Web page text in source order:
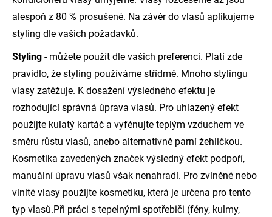
alespoň z 80 % prosušené. Na závěr do vlasů aplikujeme
styling dle vašich požadavků.
Styling - můžete použít dle vašich preferenci. Platí zde
pravidlo, že styling používáme střídmě. Mnoho stylingu
vlasy zatěžuje. K dosažení výsledného efektu je
rozhodující správná úprava vlasů. Pro uhlazený efekt
použijte kulatý kartáč a vyfénujte teplým vzduchem ve
směru růstu vlasů, anebo alternativně parní žehličkou.
Kosmetika zavedených značek výsledný efekt podpoří,
manuální úpravu vlasů však nenahradí. Pro zvlněné nebo
vlnité vlasy použijte kosmetiku, která je určena pro tento
typ vlasů.Při práci s tepelnými spotřebiči (fény, kulmy,